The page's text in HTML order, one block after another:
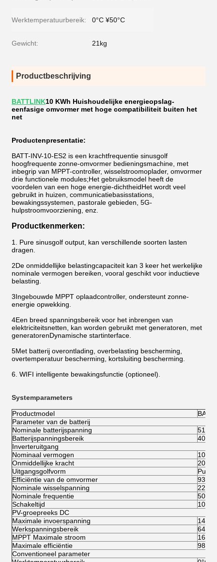
Werktemperatuurbereik: 0°C ¥50°C
Gewicht: 21kg
Productbeschrijving
BATTLINK10 KWh Huishoudelijke energieopslag-
eenfasige omvormer met hoge compatibiliteit buiten het
net
Productenpresentatie:
BATT-INV-10-ES2 is een krachtfrequentie sinusgolf
hoogfrequente zonne-omvormer bedieningsmachine, met
inbegrip van MPPT-controller, wisselstroomoplader, omvormer
drie functionele modules;Het gebruiksmodel heeft de
voordelen van een hoge energie-dichtheidHet wordt veel
gebruikt in huizen, communicatiebasisstations,
bewakingssystemen, pastorale gebieden, 5G-
hulpstroomvoorziening, enz.
Productkenmerken:
1. Pure sinusgolf output, kan verschillende soorten lasten
dragen.
2De onmiddellijke belastingcapaciteit kan 3 keer het werkelijke
nominale vermogen bereiken, vooral geschikt voor inductieve
belasting.
3Ingebouwde MPPT oplaadcontroller, ondersteunt zonne-
energie opwekking.
4Een breed spanningsbereik voor het inbrengen van
elektriciteitsnetten, kan worden gebruikt met generatoren, met
generatorenDynamische startinterface.
5Met batterij overontlading, overbelasting bescherming,
overtemperatuur bescherming, kortsluiting bescherming.
6. WIFI intelligente bewakingsfunctie (optioneel).
Systemparameters
Productmodel
Parameter van de batterij
Nominale batterijspanning
Batterijspanningsbereik
Inverteruitgang
Nominaal vermogen
10 kW
Onmiddellijke kracht
20
Uitgangsgolfvorm
Pure
Efficiëntie van de omvormer
93%
Nominale wisselspanning
Nominale frequentie
50
Schakeltijd
10 ms
PV-groepreeks DC
Maximale invoerspanning
Werkspanningsbereik
64-
MPPT Maximale stroom
160A
Maximale efficiëntie
98%
Conventioneel parameter